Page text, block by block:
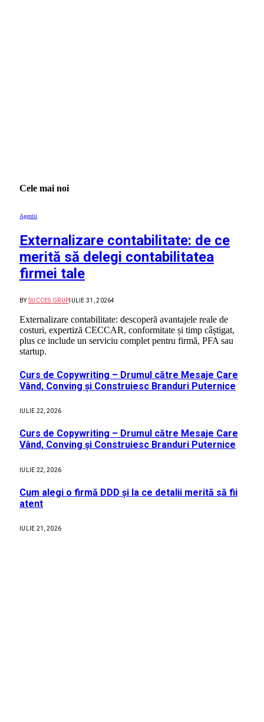
Cele mai noi
Agentii
Externalizare contabilitate: de ce
merită să delegi contabilitatea
firmei tale
BY SUCCES GRUP IULIE 31, 20264
Externalizare contabilitate: descoperă avantajele reale de
costuri, expertiză CECCAR, conformitate și timp câștigat,
plus ce include un serviciu complet pentru firmă, PFA sau
startup.
Curs de Copywriting – Drumul către Mesaje Care
Vând, Conving și Construiesc Branduri Puternice
IULIE 22, 2026
Curs de Copywriting – Drumul către Mesaje Care
Vând, Conving și Construiesc Branduri Puternice
IULIE 22, 2026
Cum alegi o firmă DDD și la ce detalii merită să fii
atent
IULIE 21, 2026